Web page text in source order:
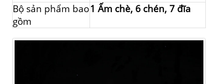
Bộ sản phẩm bao
gồm
1 Ấm chè, 6 chén, 7 đĩa